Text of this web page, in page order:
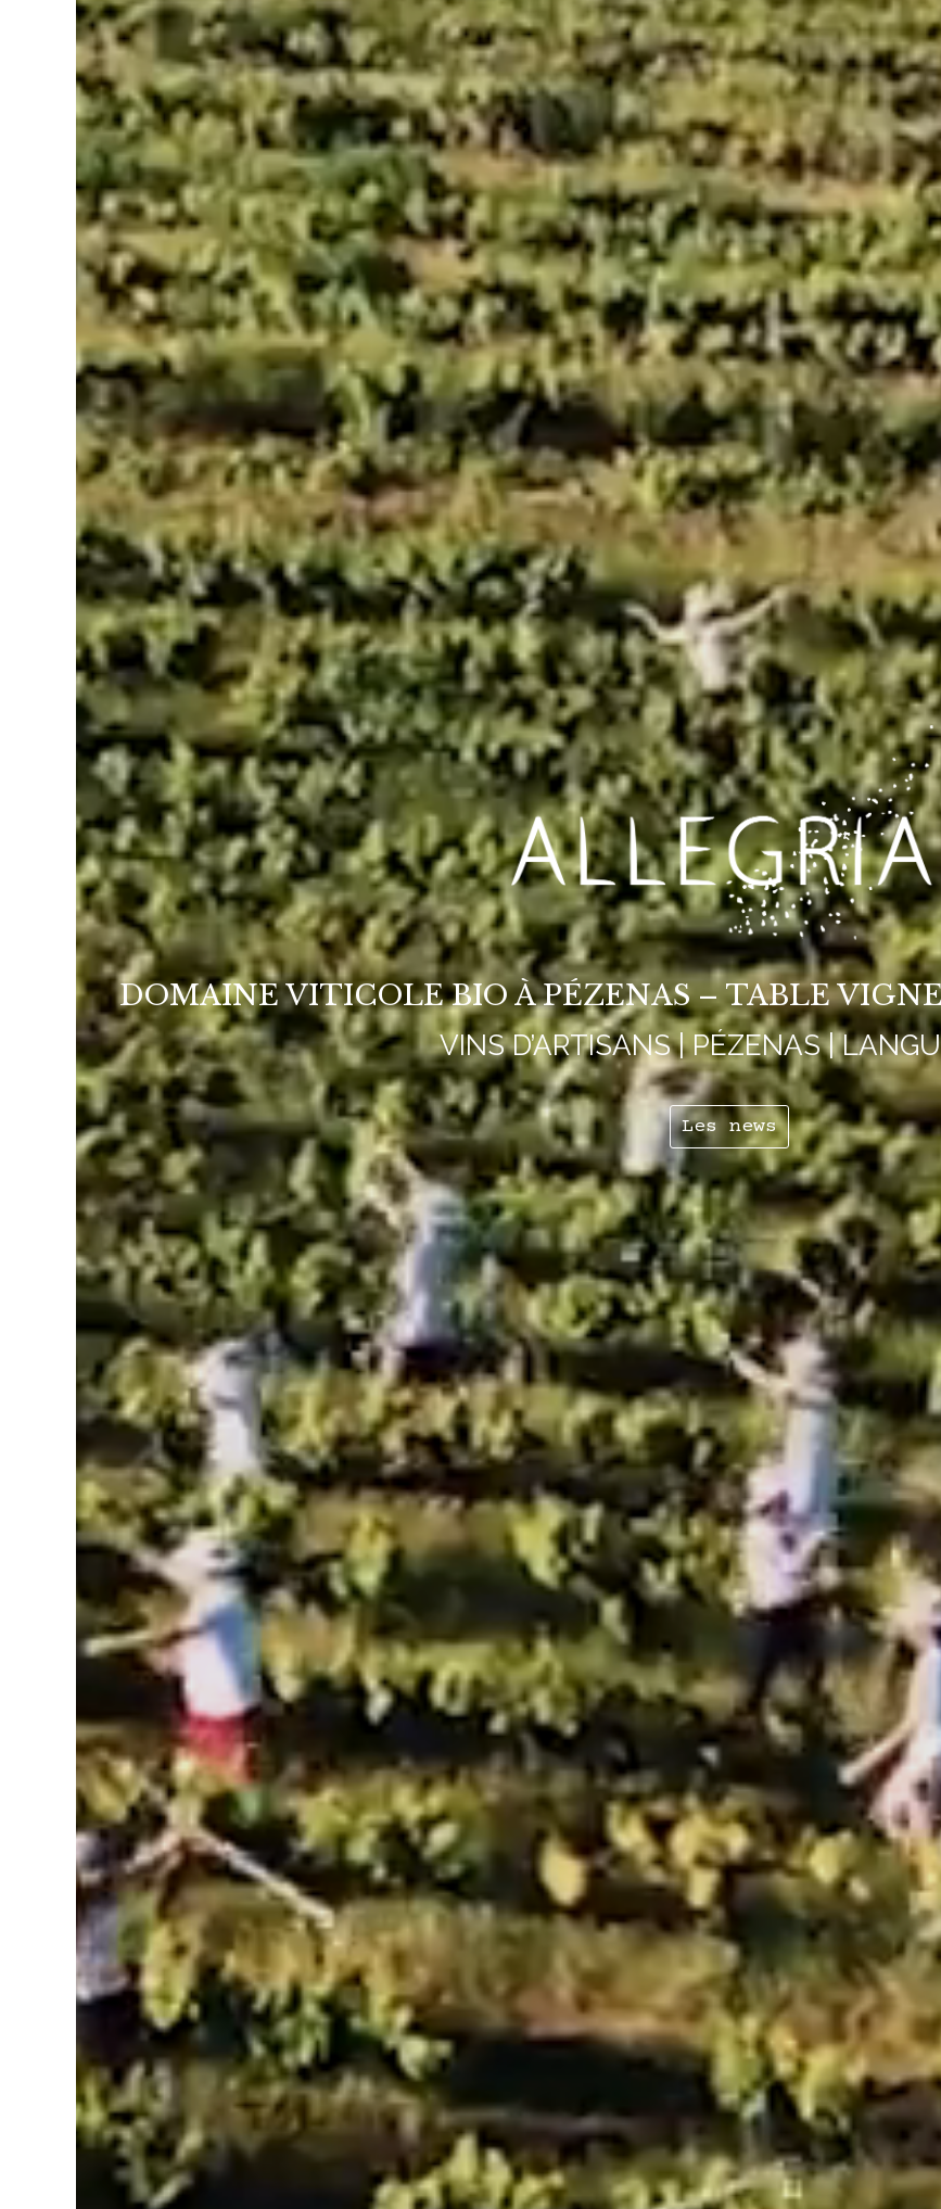
DOMAINE VITICOLE BIO À PÉZENAS – TABLE
VINS D’ARTISANS | PÉZENAS |
Les news